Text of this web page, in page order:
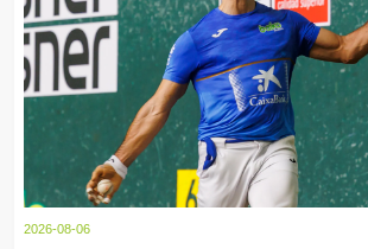
2026-08-06